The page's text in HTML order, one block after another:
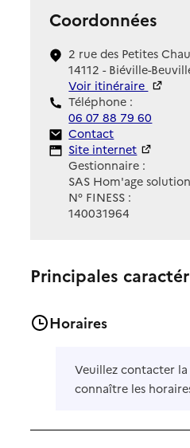
Coordonnées
2 rue des Petites
14112 - Biéville-
Voir itinéraire
Téléphone :
06 07 88 79 60
Contact
Contact
Site Internet
Site internet
Gestionnaire :
SAS Hom'age
N° FINESS :
140031964
Principales
Horaires
Veuillez contacter
connaître les